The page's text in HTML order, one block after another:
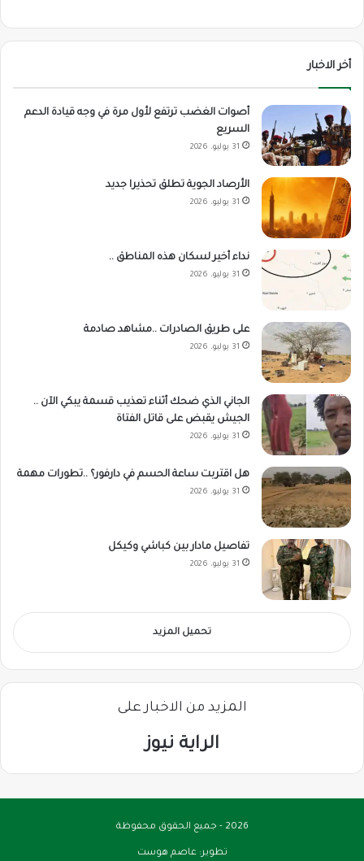
أخر الاخبار
أصوات الغضب ترتفع لأول مرة في وجه قيادة الدعم
السريع
31 يوليو، 2026
الأرصاد الجوية تطلق تحذيرا جديد
31 يوليو، 2026
نداء أخير لسكان هذه المناطق ..
31 يوليو، 2026
على طريق الصادرات ..مشاهد صادمة
31 يوليو، 2026
الجاني الذي ضحك أثناء تعذيب قسمة يبكي الآن ..
الجيش يقبض على قاتل الفتاة
31 يوليو، 2026
هل اقتربت ساعة الحسم في دارفور؟ ..تطورات مهمة
31 يوليو، 2026
تفاصيل مادار بين كباشي وكيكل
31 يوليو، 2026
تحميل المزيد
المزيد من الاخبار على
الراية نيوز
2026 - جميع الحقوق محفوظة
تطوير:عاصم هوست